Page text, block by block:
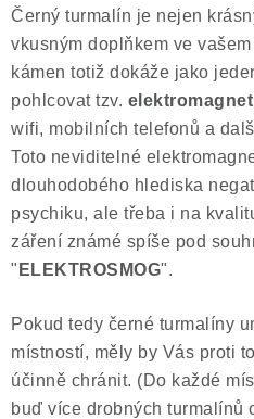
Černý turmalín je nejen
vkusným doplňkem ve
kámen totiž dokáže jako
pohlcovat tzv.
wifi, mobilních telefonů a
Toto neviditelné
dlouhodobého hlediska
psychiku, ale třeba i na
záření známé spíše pod
" ELEKTROSMOG".
Pokud tedy černé turmalíny
místností, měly by Vás proti
účinně chránit. (Do každé
buď více drobných turmalínů